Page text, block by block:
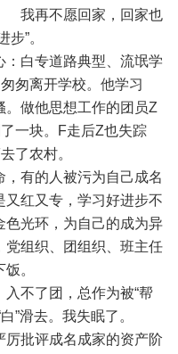
我再不愿回家，回家也
”。
白专道路典型、流氓学
匆离开学校。他学习
做他思想工作的团员Z
一块。F走后Z也失踪
了农村。
有的人被污为自己成名
又红又专，学习好进步不
色光环，为自己的成为异
党组织、团组织、班主任
。
不了团，总作为被“帮
”滑去。我失眠了。
批评成名成家的资产阶